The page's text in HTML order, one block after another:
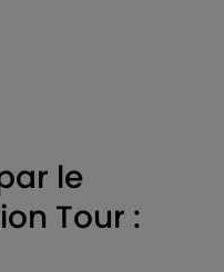
le
Tour :